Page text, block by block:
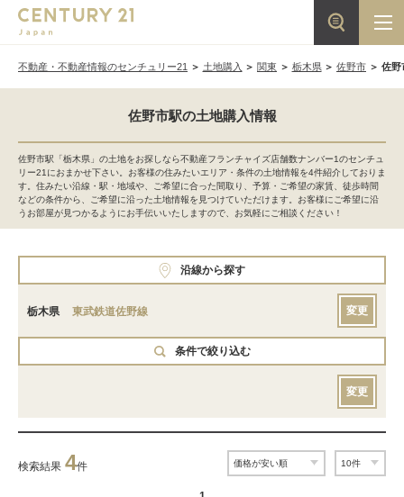
不動産・不動産情報のセンチュリー21 土地購入 関東 栃木県 佐野市 佐野
佐野市駅の土地購入情報
佐野市駅「栃木県」の土地をお探しなら不動産フランチャイズ店舗数ナンバー1のセンチュ
リー21におまかせ下さい。お客様の住みたいエリア・条件の土地情報を4件紹介しておりま
す。住みたい沿線・駅・地域や、ご希望に合った間取り、予算・ご希望の家賃、徒歩時間
などの条件から、ご希望に沿った土地情報を見つけていただけます。お客様にご希望に沿
うお部屋が見つかるようにお手伝いいたしますので、お気軽にご相談ください！
沿線から探す
栃木県 東武鉄道佐野線 変更
条件で絞り込む
変更
検索結果 4件